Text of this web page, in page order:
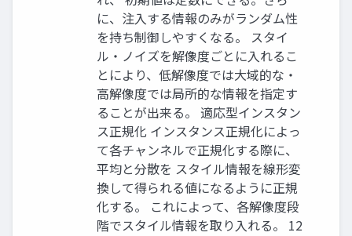
に、注入する情報のみがランダム性
を持ち制御しやすくなる。 スタイ
ル・ノイズを解像度ごとに入れるこ
とにより、低解像度では大域的な・
高解像度では局所的な情報を指定す
ることが出来る。 適応型インスタン
ス正規化 インスタンス正規化によっ
て各チャンネルで正規化する際に、
平均と分散を スタイル情報を線形変
換して得られる値になるように正規
化する。 これによって、各解像度段
階でスタイル情報を取り入れる。 12